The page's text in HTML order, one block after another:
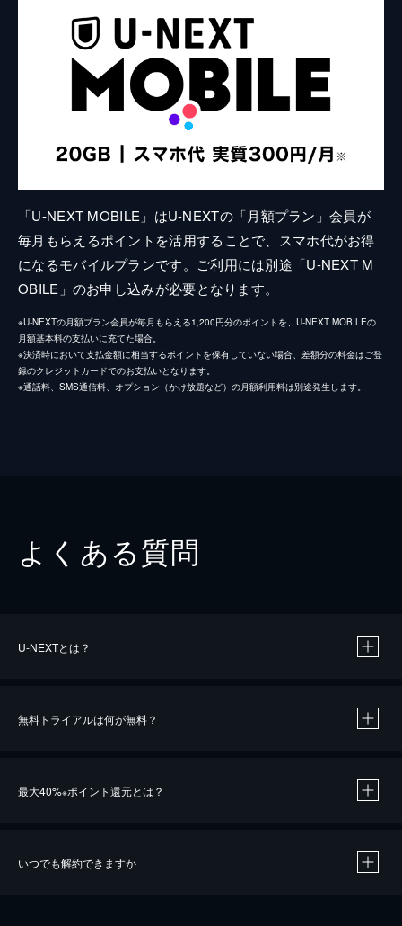
「U-NEXT MOBILE」はU-NEXTの「月額プラン」会員が
毎月もらえるポイントを活用することで、スマホ代がお得
になるモバイルプランです。ご利用には別途「U-NEXT M
OBILE」のお申し込みが必要となります。
※U-NEXTの月額プラン会員が毎月もらえる1,200円分のポイントを、U-NEXT MOBILEの
月額基本料の支払いに充てた場合。
※決済時において支払金額に相当するポイントを保有していない場合、差額分の料金はご登
録のクレジットカードでのお支払いとなります。
※通話料、SMS通信料、オプション（かけ放題など）の月額利用料は別途発生します。
よくある質問
U-NEXTとは？
無料トライアルは何が無料？
最大40%※ポイント還元とは？
いつでも解約できますか